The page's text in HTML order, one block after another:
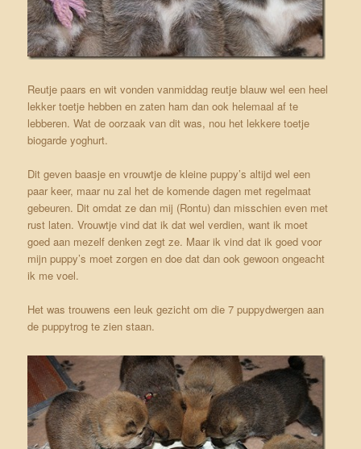
Reutje paars en wit vonden vanmiddag reutje blauw wel een heel
lekker toetje hebben en zaten ham dan ook helemaal af te
lebberen. Wat de oorzaak van dit was, nou het lekkere toetje
biogarde yoghurt.
Dit geven baasje en vrouwtje de kleine puppy’s altijd wel een
paar keer, maar nu zal het de komende dagen met regelmaat
gebeuren. Dit omdat ze dan mij (Rontu) dan misschien even met
rust laten. Vrouwtje vind dat ik dat wel verdien, want ik moet
goed aan mezelf denken zegt ze. Maar ik vind dat ik goed voor
mijn puppy’s moet zorgen en doe dat dan ook gewoon ongeacht
ik me voel.
Het was trouwens een leuk gezicht om die 7 puppydwergen aan
de puppytrog te zien staan.